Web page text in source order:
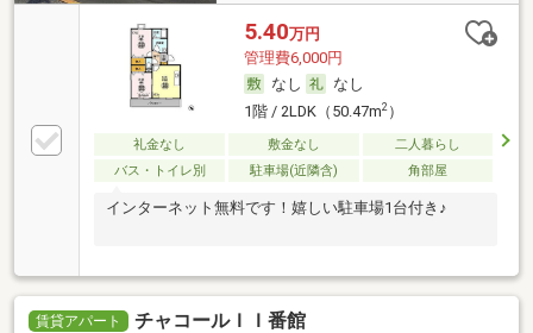
5.40万円
管理費6,000円
なし
なし
1階 / 2LDK（50.47m2）
礼金なし 敷金なし
二人暮らし
バス・トイレ別
駐車場(近隣含) 角部屋
インターネット無料です！嬉しい駐車場1台付き♪
賃貸アパート チャコールＩＩ番館